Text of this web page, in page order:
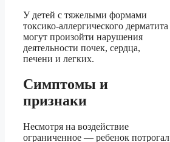
У детей с тяжелыми формами
токсико-аллергического дерматита
могут произойти нарушения
деятельности почек, сердца,
печени и легких.
Симптомы и
признаки
Несмотря на воздействие
ограниченное — ребенок потрогал